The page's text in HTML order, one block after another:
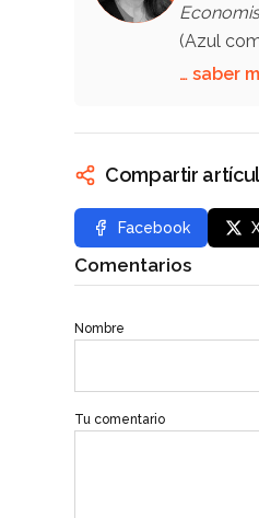
(Azul
… saber
Compartir
Facebook
Comentarios
Nombre
Tu comentario